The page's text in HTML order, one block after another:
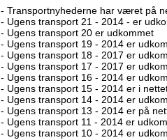
- Transportnyhederne har været på
- Ugens transport 21 - 2014 - er
- Ugens transport 20 er udkommet
- Ugens transport 19 - 2014 er
- Ugens transport 18 - 2017 er
- Ugens transport 17 - 2017 er
- Ugens transport 16 - 2014 er
- Ugens transport 15 - 2014 er i
- Ugens transport 14 - 2014 er
- Ugens transport 13 - 2014 er på
- Ugens transport 11 - 2014 er
- Ugens transport 10 - 2014 er